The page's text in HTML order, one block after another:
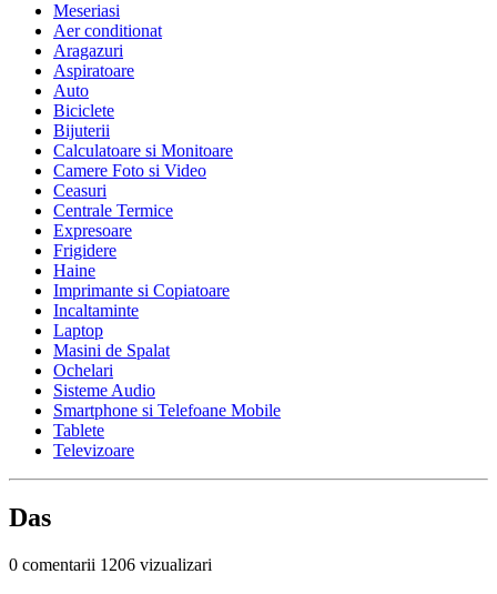
Meseriasi
Aer conditionat
Aragazuri
Aspiratoare
Auto
Biciclete
Bijuterii
Calculatoare si Monitoare
Camere Foto si Video
Ceasuri
Centrale Termice
Expresoare
Frigidere
Haine
Imprimante si Copiatoare
Incaltaminte
Laptop
Masini de Spalat
Ochelari
Sisteme Audio
Smartphone si Telefoane Mobile
Tablete
Televizoare
Das
0 comentarii 1206 vizualizari